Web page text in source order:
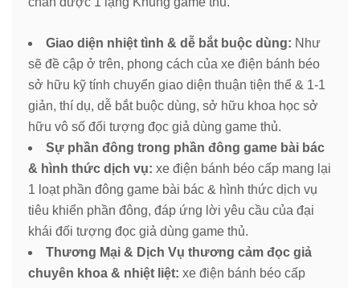
Giao diện nhiệt tình & dễ bắt buộc dùng: Như
sẽ đề cập ở trên, phong cách của xe điện bánh béo
sở hữu kỹ tính chuyển giao diện thuận tiện thể & 1-1
giản, thí dụ, dễ bắt buộc dùng, sở hữu khoa học sở
hữu vô số đối tượng đọc giả dùng game thủ.
Sự phần đông trong phần đông game bài bác
& hình thức dịch vụ: xe điện bánh béo cấp mang lại
1 loạt phần đông game bài bác & hình thức dịch vụ
tiêu khiển phần đông, đáp ứng lời yêu cầu của đại
khái đối tượng đọc giả dùng game thủ.
Thương Mại & Dịch Vụ thương cảm đọc giả
chuyên khoa & nhiệt liệt: xe điện bánh béo cấp